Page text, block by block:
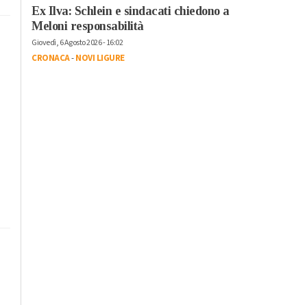
Ex Ilva: Schlein e sindacati chiedono a
Meloni responsabilità
Giovedì, 6 Agosto 2026 - 16:02
CRONACA-NOVI LIGURE